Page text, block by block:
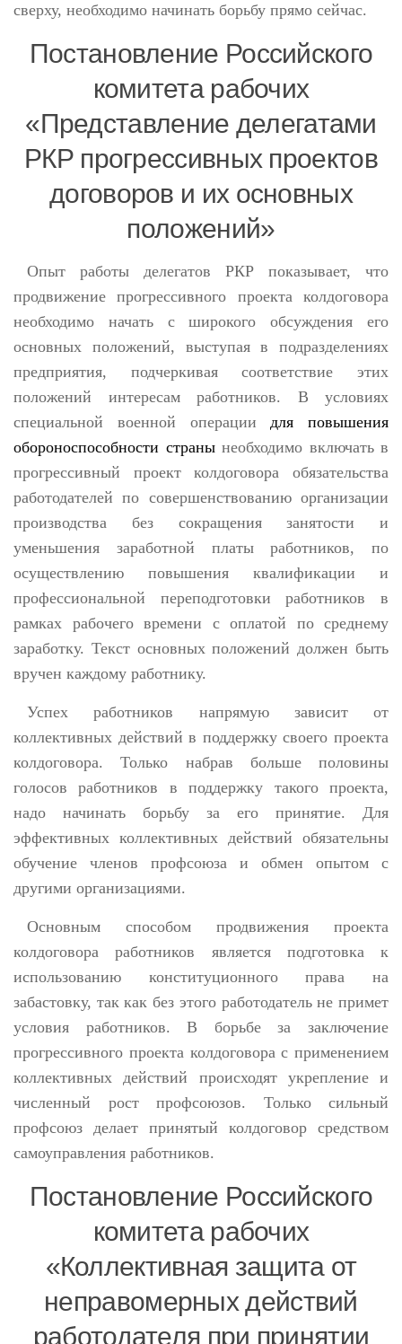
сверху, необходимо начинать борьбу прямо сейчас.
Постановление Российского
комитета рабочих
«Представление делегатами
РКР прогрессивных проектов
договоров и их основных
положений»
Опыт работы делегатов РКР показывает, что
продвижение прогрессивного проекта колдоговора
необходимо начать с широкого обсуждения его
основных положений, выступая в подразделениях
предприятия, подчеркивая соответствие этих
положений интересам работников. В условиях
специальной военной операции для повышения
обороноспособности страны необходимо включать в
прогрессивный проект колдоговора обязательства
работодателей по совершенствованию организации
производства без сокращения занятости и
уменьшения заработной платы работников, по
осуществлению повышения квалификации и
профессиональной переподготовки работников в
рамках рабочего времени с оплатой по среднему
заработку. Текст основных положений должен быть
вручен каждому работнику.
Успех работников напрямую зависит от
коллективных действий в поддержку своего проекта
колдоговора. Только набрав больше половины
голосов работников в поддержку такого проекта,
надо начинать борьбу за его принятие. Для
эффективных коллективных действий обязательны
обучение членов профсоюза и обмен опытом с
другими организациями.
Основным способом продвижения проекта
колдоговора работников является подготовка к
использованию конституционного права на
забастовку, так как без этого работодатель не примет
условия работников. В борьбе за заключение
прогрессивного проекта колдоговора с применением
коллективных действий происходят укрепление и
численный рост профсоюзов. Только сильный
профсоюз делает принятый колдоговор средством
самоуправления работников.
Постановление Российского
комитета рабочих
«Коллективная защита от
неправомерных действий
работодателя при принятии